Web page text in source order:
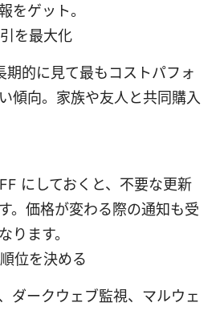
をゲット。
を最大化
期的に見て最もコストパフォ
傾向。家族や友人と共同購入
にしておくと、不要な更新
。価格が変わる際の通知も受
ります。
位を決める
ダークウェブ監視、マルウェ